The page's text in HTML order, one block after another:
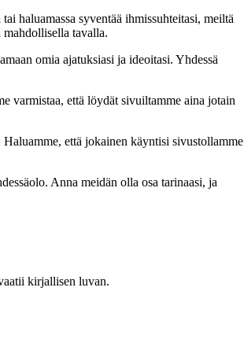
haluamassa syventää ihmissuhteitasi, meiltä
tavalla.
omia ajatuksiasi ja ideoitasi. Yhdessä
varmistaa, että löydät sivuiltamme aina jotain
että jokainen käyntisi sivustollamme
Anna meidän olla osa tarinaasi, ja
kirjallisen luvan.